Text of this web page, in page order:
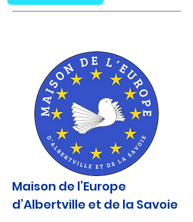
Maison de l’Europe
d’Albertville et de la Savoie